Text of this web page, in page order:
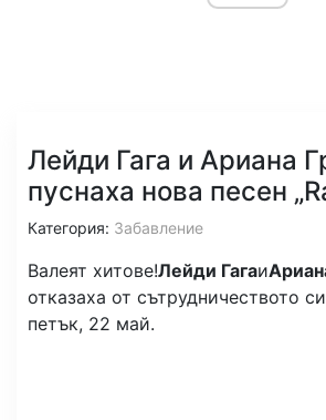
Лейди Гага и Ариана
пуснаха нова песен
Категория: Забавление
Валеят хитове!Лейди Гагаи
отказаха от сътрудничеството
петък, 22 май.